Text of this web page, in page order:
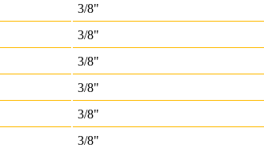
3/8"
3/8"
3/8"
3/8"
3/8"
3/8"